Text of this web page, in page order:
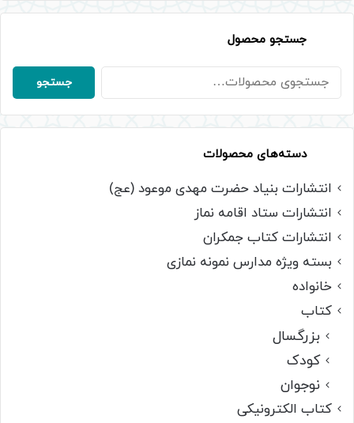
جستجو محصول
جستجو
برای:
جستجو
دسته‌های محصولات
انتشارات بنیاد حضرت مهدی موعود (عج)
انتشارات ستاد اقامه نماز
انتشارات کتاب جمکران
بسته ویژه مدارس نمونه نمازی
خانواده
کتاب
بزرگسال
کودک
نوجوان
کتاب الکترونیکی